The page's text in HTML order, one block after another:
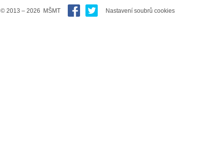
© 2013 – 2026 MŠMT Nastavení soubrů cookies